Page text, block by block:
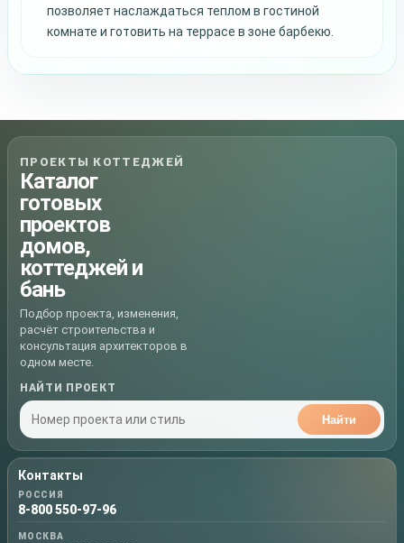
позволяет наслаждаться теплом в гостиной
комнате и готовить на террасе в зоне барбекю.
ПРОЕКТЫ КОТТЕДЖЕЙ
Каталог
готовых
проектов
домов,
коттеджей и
бань
Подбор проекта, изменения,
расчёт строительства и
консультация архитекторов в
одном месте.
НАЙТИ ПРОЕКТ
Найти
Контакты
РОССИЯ
8-800 550-97-96
МОСКВА